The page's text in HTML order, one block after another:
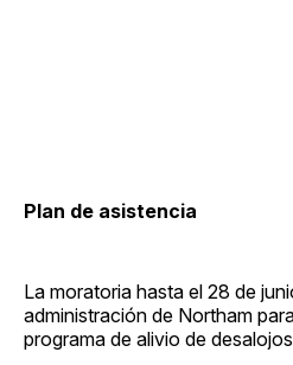
Plan de asistencia
La moratoria hasta el 28 de
administración de Northam
programa de alivio de